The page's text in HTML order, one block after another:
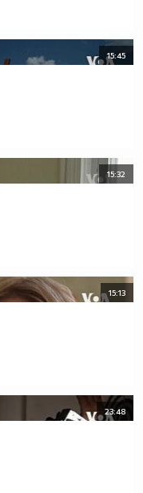
15:45
15:32
15:13
23:48